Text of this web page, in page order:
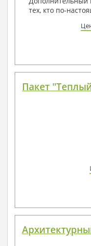
тех, кто по-
Пакет